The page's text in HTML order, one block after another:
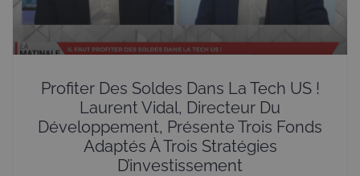
Profiter Des Soldes Dans La Tech US !
Laurent Vidal, Directeur Du
Développement, Présente Trois Fonds
Adaptés À Trois Stratégies
D’investissement